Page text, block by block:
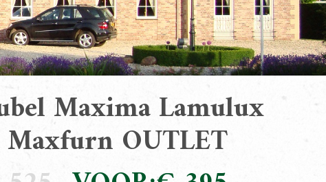
Maxima Lamulux
Maxfurn OUTLET
Oorspronkelijke